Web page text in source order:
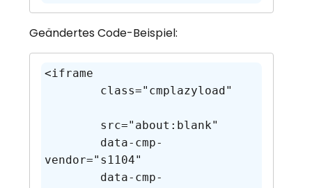
Geändertes Code-Beispiel:
<iframe
vendor="s1104"